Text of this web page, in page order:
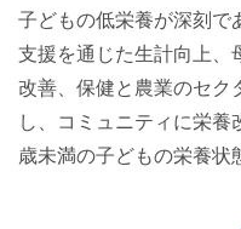
子どもの低栄養が深刻で
支援を通じた生計向上、
改善、保健と農業のセク
し、コミュニティに栄
歳未満の子どもの栄養状